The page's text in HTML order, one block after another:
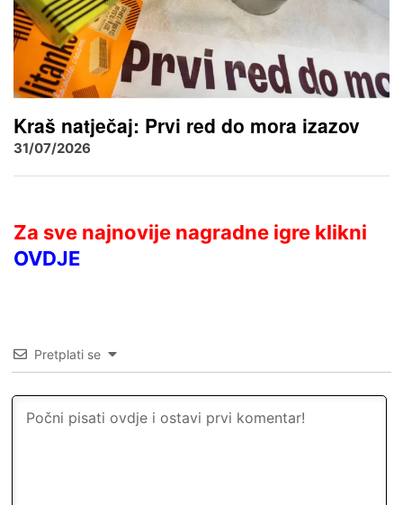
Kraš natječaj: Prvi red do mora izazov
31/07/2026
Za sve najnovije nagradne igre klikni
OVDJE
Pretplati se